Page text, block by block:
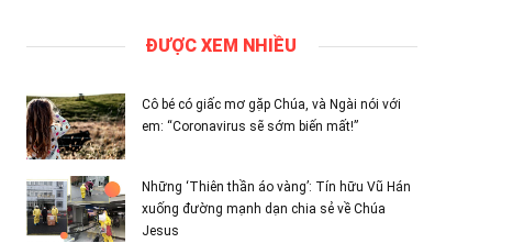
ĐƯỢC XEM NHIỀU
Cô bé có giấc mơ gặp Chúa, và Ngài nói với
em: “Coronavirus sẽ sớm biến mất!”
Những ‘Thiên thần áo vàng’: Tín hữu Vũ Hán
xuống đường mạnh dạn chia sẻ về Chúa
Jesus